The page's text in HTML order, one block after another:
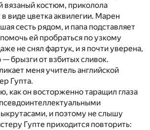
вязаный костюм, приколола
виде цветка аквилегии. Марен
сесть рядом, и папа подставляет
ей пробраться по узкому
не снял фартук, и я почти уверена,
— брызги от взбитых сливок.
меня учитель английской
Гупта.
как он восторженно таращил глаза
и поэтому не слышу
Гупте приходится повторить: